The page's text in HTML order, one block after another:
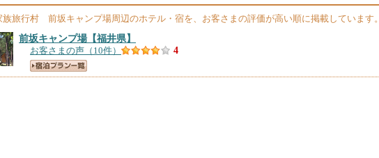
族旅行村 前坂キャンプ場周辺のホテル・宿を、お客さまの評価が高い順に掲載しています。
前坂キャンプ場【福井県】
お客さまの声（10件） 4